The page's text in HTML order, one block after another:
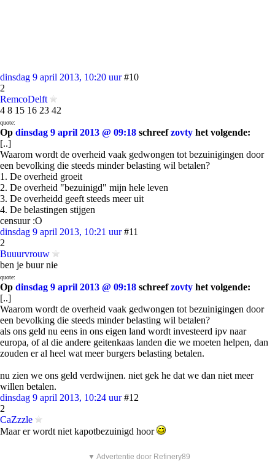
dinsdag 9 april 2013, 10:20 uur #10
2
RemcoDelft
4 8 15 16 23 42
quote:
Op dinsdag 9 april 2013 @ 09:18 schreefzovty het volgende:
[..]
Waarom wordt de overheid vaak gedwongen tot bezuinigingen door
een bevolking die steeds minder belasting wil betalen?
1. De overheid groeit
2. De overheid "bezuinigd" mijn hele leven
3. De overheidd geeft steeds meer uit
4. De belastingen stijgen
censuur :O
dinsdag 9 april 2013, 10:21 uur #11
2
Buuurvrouw
ben je buur nie
quote:
Op dinsdag 9 april 2013 @ 09:18 schreefzovty het volgende:
[..]
Waarom wordt de overheid vaak gedwongen tot bezuinigingen door
een bevolking die steeds minder belasting wil betalen?
als ons geld nu eens in ons eigen land wordt investeerd ipv naar
europa, of al die andere geitenkaas landen die we moeten helpen, dan
zouden er al heel wat meer burgers belasting betalen.
nu zien we ons geld verdwijnen. niet gek he dat we dan niet meer
willen betalen.
dinsdag 9 april 2013, 10:24 uur #12
2
CaZzzle
Maar er wordt niet kapotbezuinigd hoor
▼ Advertentie door Refinery89